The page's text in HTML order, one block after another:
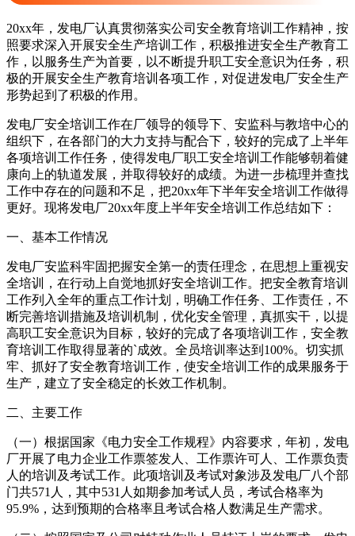
20xx年，发电厂认真贯彻落实公司安全教育培训工作精神，按
照要求深入开展安全生产培训工作，积极推进安全生产教育工
作，以服务生产为首要，以不断提升职工安全意识为任务，积
极的开展安全生产教育培训各项工作，对促进发电厂安全生产
形势起到了积极的作用。
发电厂安全培训工作在厂领导的领导下、安监科与教培中心的
组织下，在各部门的大力支持与配合下，较好的完成了上半年
各项培训工作任务，使得发电厂职工安全培训工作能够朝着健
康向上的轨道发展，并取得较好的成绩。为进一步梳理并查找
工作中存在的问题和不足，把20xx年下半年安全培训工作做得
更好。现将发电厂20xx年度上半年安全培训工作总结如下：
一、基本工作情况
发电厂安监科牢固把握安全第一的责任理念，在思想上重视安
全培训，在行动上自觉地抓好安全培训工作。把安全教育培训
工作列入全年的重点工作计划，明确工作任务、工作责任，不
断完善培训措施及培训机制，优化安全管理，真抓实干，以提
高职工安全意识为目标，较好的完成了各项培训工作，安全教
育培训工作取得显著的`成效。全员培训率达到100%。切实抓
牢、抓好了安全教育培训工作，使安全培训工作的成果服务于
生产，建立了安全稳定的长效工作机制。
二、主要工作
（一）根据国家《电力安全工作规程》内容要求，年初，发电
厂开展了电力企业工作票签发人、工作票许可人、工作票负责
人的培训及考试工作。此项培训及考试对象涉及发电厂八个部
门共571人，其中531人如期参加考试人员，考试合格率为
95.9%，达到预期的合格率且考试合格人数满足生产需求。